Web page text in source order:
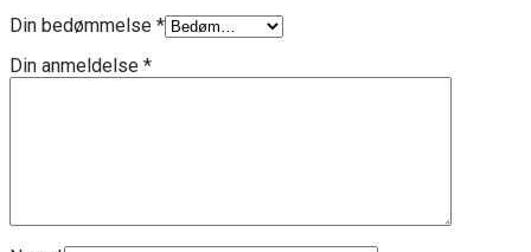
Din bedømmelse *
Din anmeldelse *